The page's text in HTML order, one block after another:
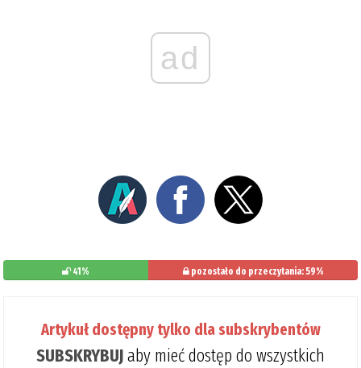
ad
41% pozostało do przeczytania: 59%
Artykuł dostępny tylko dla subskrybentów
SUBSKRYBUJaby mieć dostęp do wszystkich